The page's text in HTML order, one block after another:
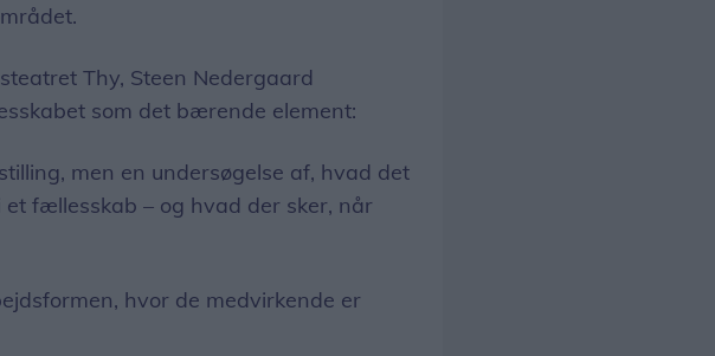
Thy, Steen Nedergaard
som det bærende element:
men en undersøgelse af, hvad det
fællesskab – og hvad der sker, når
hvor de medvirkende er